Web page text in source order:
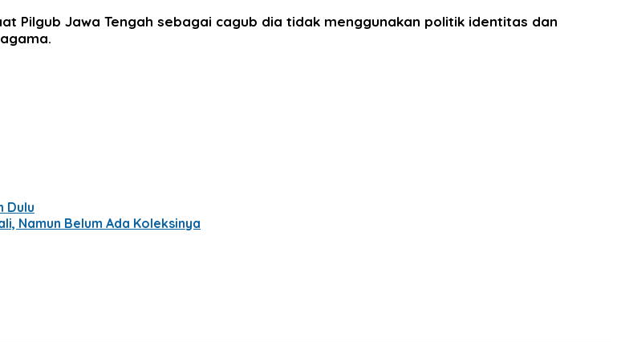
Pilgub Jawa Tengah sebagai cagub dia tidak menggunakan politik identitas dan
Dulu
Namun Belum Ada Koleksinya